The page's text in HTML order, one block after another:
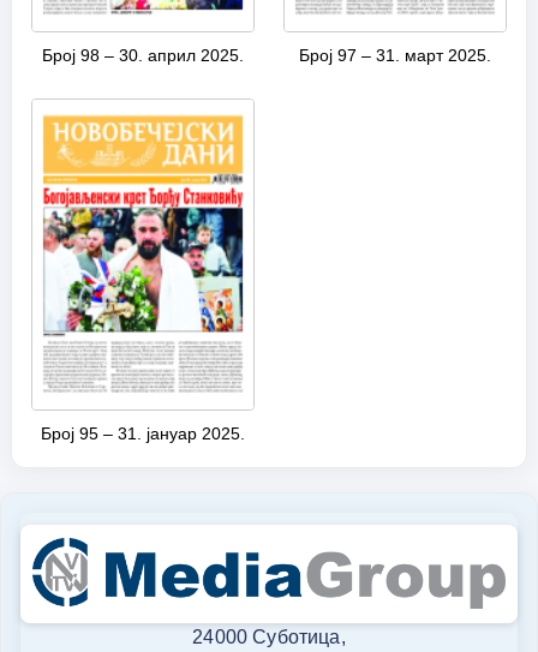
Број 98 – 30. април 2025. Број 97 – 31. март 2025.
Број 95 – 31. јануар 2025.
24000 Суботица,